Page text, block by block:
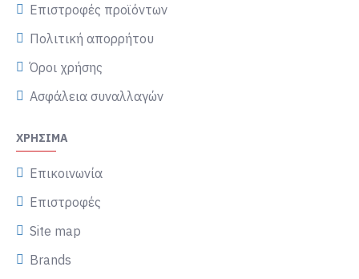
Επιστροφές προϊόντων
Πολιτική απορρήτου
Όροι χρήσης
Ασφάλεια συναλλαγών
ΧΡΉΣΙΜΑ
Επικοινωνία
Επιστροφές
Site map
Brands